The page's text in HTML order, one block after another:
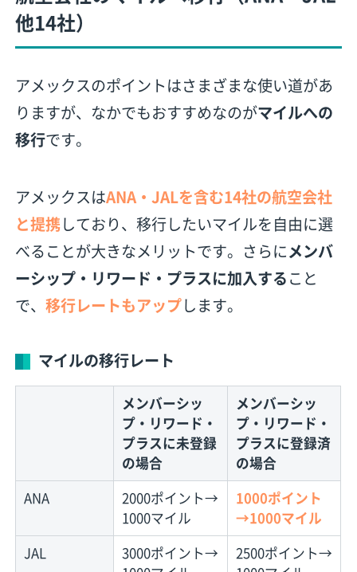
他14社）
アメックスのポイントはさまざまな使い道があ
りますが、なかでもおすすめなのがマイルへの
移行です。
アメックスはANA・JALを含む14社の航空会社
と提携しており、移行したいマイルを自由に選
べることが大きなメリットです。さらにメンバ
ーシップ・リワード・プラスに加入すること
で、移行レートもアップします。
マイルの移行レート
メンバーシッ
プ・リワード・
プラスに未登録
の場合
メンバーシッ
プ・リワード・
プラスに登録済
の場合
ANA
2000ポイント→
1000マイル
1000ポイント
→1000マイル
JAL
3000ポイント→
2500ポイント→